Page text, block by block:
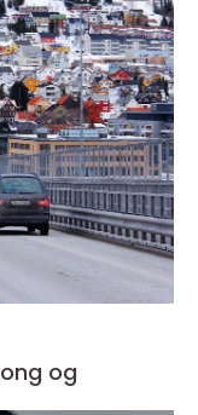
og